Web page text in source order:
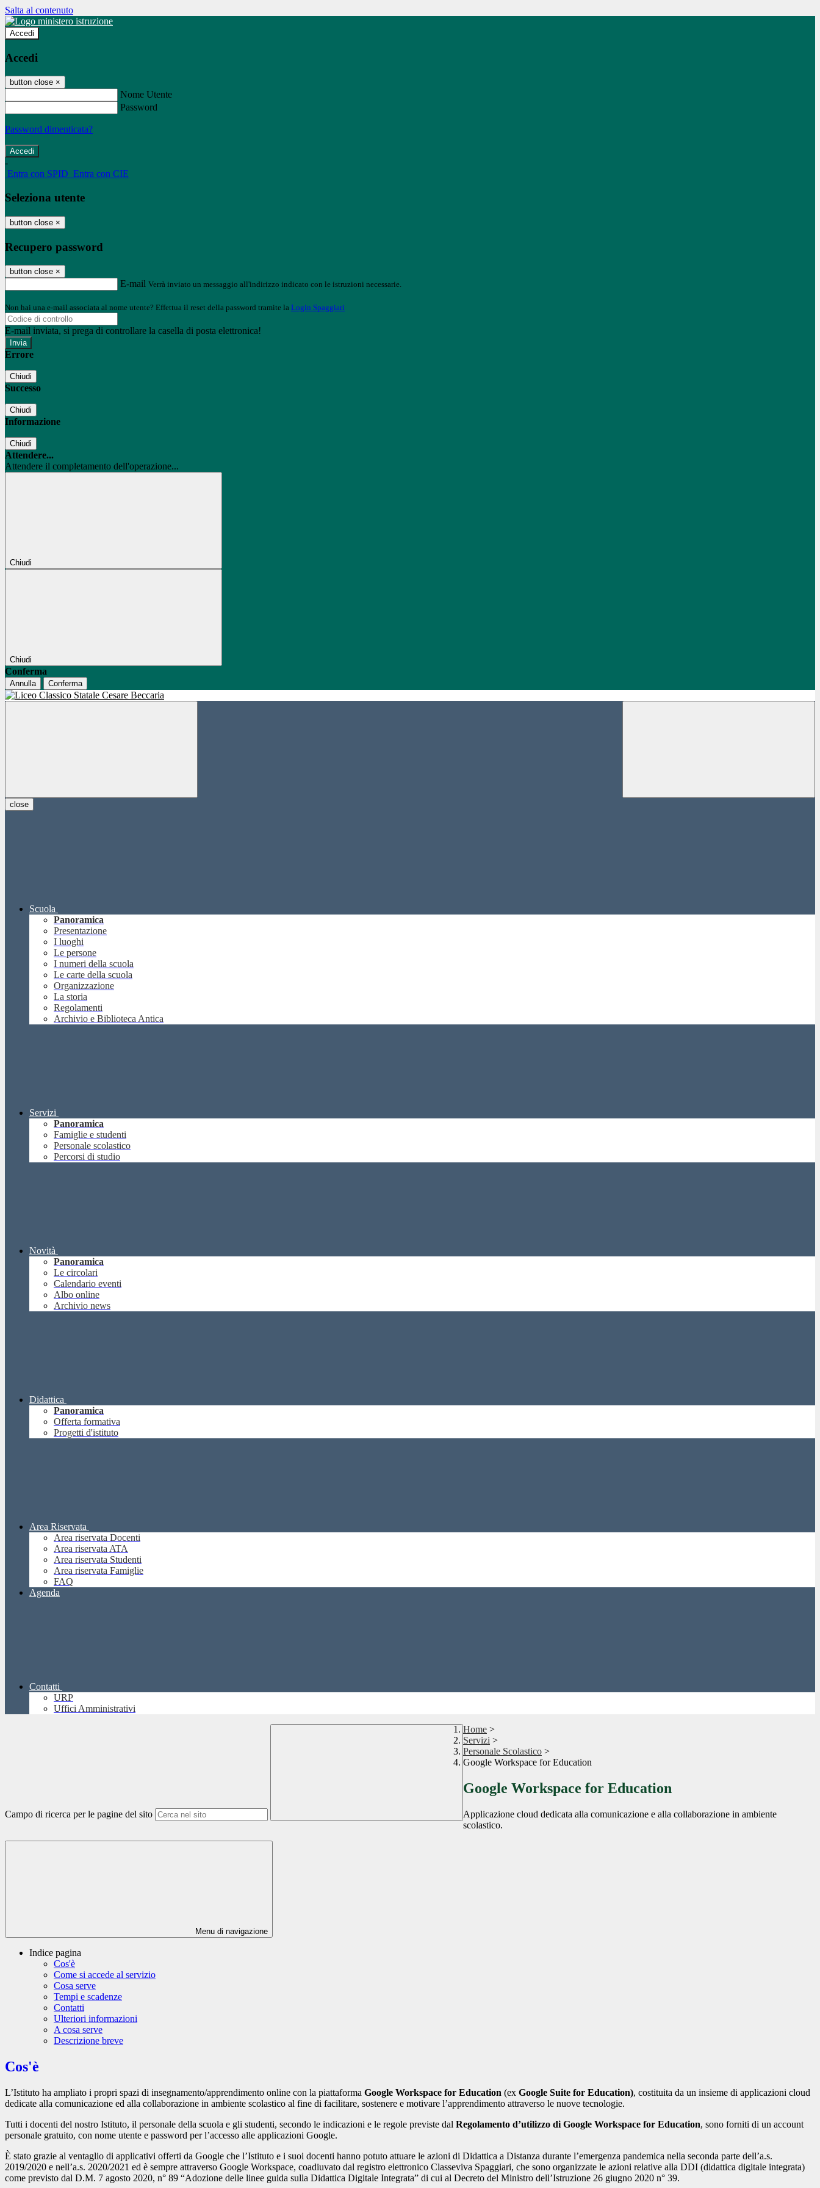
Salta al contenuto
Accedi
Accedi
button close ×
Nome Utente
Password
Password dimenticata?
-
Entra con SPID Entra con CIE
Seleziona utente
button close ×
Recupero password
button close ×
E-mail Verrà inviato un messaggio all'indirizzo indicato con le istruzioni necessarie.
Non hai una e-mail associata al nome utente? Effettua il reset della password tramite la Login Spaggiari
E-mail inviata, si prega di controllare la casella di posta elettronica!
Errore
Chiudi
Successo
Chiudi
Informazione
Chiudi
Attendere...
Attendere il completamento dell'operazione...
Chiudi
Chiudi
Conferma
Annulla Conferma
close
Scuola
Panoramica
Presentazione
I luoghi
Le persone
I numeri della scuola
Le carte della scuola
Organizzazione
La storia
Regolamenti
Archivio e Biblioteca Antica
Servizi
Panoramica
Famiglie e studenti
Personale scolastico
Percorsi di studio
Novità
Panoramica
Le circolari
Calendario eventi
Albo online
Archivio news
Didattica
Panoramica
Offerta formativa
Progetti d'istituto
Area Riservata
Area riservata Docenti
Area riservata ATA
Area riservata Studenti
Area riservata Famiglie
FAQ
Agenda
Contatti
URP
Uffici Amministrativi
Campo di ricerca per le pagine del sito
Home >
Servizi >
Personale Scolastico >
Google Workspace for Education
Google Workspace for Education
Applicazione cloud dedicata alla comunicazione e alla collaborazione in ambiente
scolastico.
Menu di navigazione
Indice pagina
Cos'è
Come si accede al servizio
Cosa serve
Tempi e scadenze
Contatti
Ulteriori informazioni
A cosa serve
Descrizione breve
Cos'è
L’Istituto ha ampliato i propri spazi di insegnamento/apprendimento online con la piattaforma Google Workspace for Education (ex Google Suite for Education), costituita da un insieme di applicazioni cloud
dedicate alla comunicazione ed alla collaborazione in ambiente scolastico al fine di facilitare, sostenere e motivare l’apprendimento attraverso le nuove tecnologie.
Tutti i docenti del nostro Istituto, il personale della scuola e gli studenti, secondo le indicazioni e le regole previste dal Regolamento d’utilizzo di Google Workspace for Education, sono forniti di un account
personale gratuito, con nome utente e password per l’accesso alle applicazioni Google.
È stato grazie al ventaglio di applicativi offerti da Google che l’Istituto e i suoi docenti hanno potuto attuare le azioni di Didattica a Distanza durante l’emergenza pandemica nella seconda parte dell’a.s.
2019/2020 e nell’a.s. 2020/2021 ed è sempre attraverso Google Workspace, coadiuvato dal registro elettronico Classeviva Spaggiari, che sono organizzate le azioni relative alla DDI (didattica digitale integrata)
come previsto dal D.M. 7 agosto 2020, n° 89 “Adozione delle linee guida sulla Didattica Digitale Integrata” di cui al Decreto del Ministro dell’Istruzione 26 giugno 2020 n° 39.